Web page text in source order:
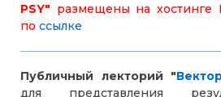
PSY" размещены на хостинге
по ссылке
Публичный лекторий "
для представления